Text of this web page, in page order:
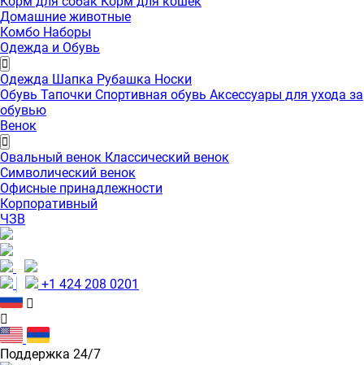
Домашние животные
Комбо Наборы
Одежда и Обувь
Одежда Шапка Рубашка Носки
Обувь Тапочки Спортивная обувь Аксессуары для ухода за
обувью
Венок
Овальный венок Классический венок
Символический венок
Офисные принадлежности
Корпоративный
ЧЗВ
+1 424 208 0201
Поддержка 24/7